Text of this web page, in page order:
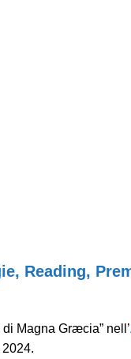
Reading,
di Magna Græcia” nell’